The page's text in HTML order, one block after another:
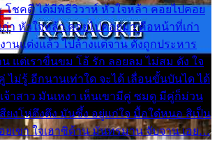
โชคดี ได้มีพิธีวิวาห์ หัวใจหล้า คอยไปคอย
า หัวใจหล้า คอยไปคอยมา คือหน้าที่เก่า
านแต่งแล้ว ไปล้างแต่จาน ดั่งถูกประหาร
น แต่เราขื่นขม โอ้ รัก ลอยลม ไม่สม ดัง ใจ
ไม่รู้ อีกนานเท่าใด จะได้ เลื่อนขั้นบันได ได้
จ้าสาว มันเหงา เห็นเขามีคู่ ซมดู มีคู่ก็ม่วน
ยงโห่ตึงตึง มันซึ้ง อยู่แก่ใจ มื้อใด๋หนอ สิเป็น
ยเขา ใจเฮาซิด้าน มันทรมาน จับจาน เอย…